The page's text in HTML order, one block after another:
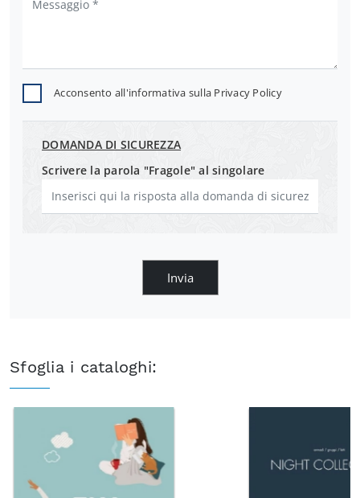
Acconsento all'informativa sulla Privacy Policy
DOMANDA DI SICUREZZA
Scrivere la parola "Fragole" al singolare
Invia
Sfoglia i cataloghi: